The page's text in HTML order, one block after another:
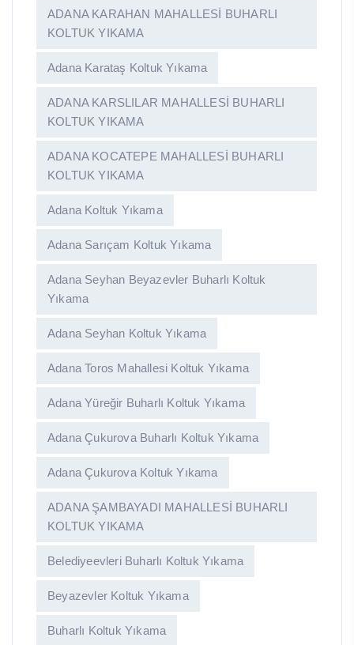
ADANA KARAHAN MAHALLESİ BUHARLI
KOLTUK YIKAMA
Adana Karataş Koltuk Yıkama
ADANA KARSLILAR MAHALLESİ BUHARLI
KOLTUK YIKAMA
ADANA KOCATEPE MAHALLESİ BUHARLI
KOLTUK YIKAMA
Adana Koltuk Yıkama
Adana Sarıçam Koltuk Yıkama
Adana Seyhan Beyazevler Buharlı Koltuk
Yıkama
Adana Seyhan Koltuk Yıkama
Adana Toros Mahallesi Koltuk Yıkama
Adana Yüreğir Buharlı Koltuk Yıkama
Adana Çukurova Buharlı Koltuk Yıkama
Adana Çukurova Koltuk Yıkama
ADANA ŞAMBAYADI MAHALLESİ BUHARLI
KOLTUK YIKAMA
Belediyeevleri Buharlı Koltuk Yıkama
Beyazevler Koltuk Yıkama
Buharlı Koltuk Yıkama